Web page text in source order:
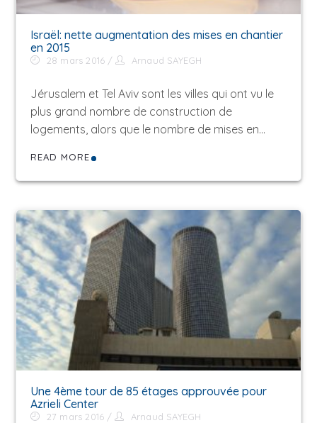
Israël: nette augmentation des mises en chantier
en 2015
28 mars 2016 Arnaud SAYEGH
Jérusalem et Tel Aviv sont les villes qui ont vu le
plus grand nombre de construction de
logements, alors que le nombre de mises en…
READ MORE
Une 4ème tour de 85 étages approuvée pour
Azrieli Center
27 mars 2016 Arnaud SAYEGH